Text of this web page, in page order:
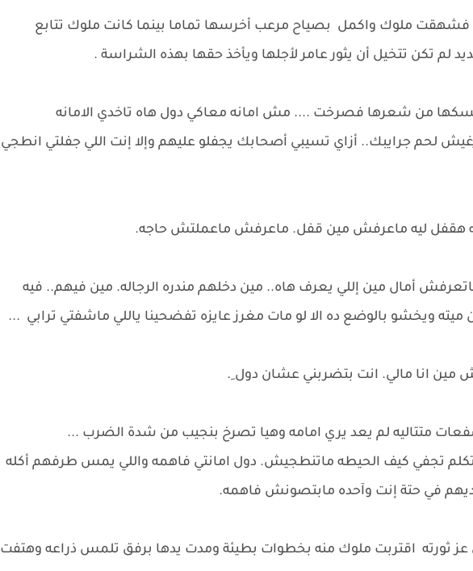
ملوك واكمل بصياح مرعب أخرسها تماما بينما كانت ملوك تتابع
تكن تتخيل أن يثور عامر لأجلها ويأخذ حقها بهذه الشراسة .
من شعرها فصرخت .... مش امانه معاكي دول هاه تاخدي الامانه
لحم جرايبك.. أزاي تسيبي أصحابك يجفلو عليهم وإلا إنت اللي جفلتي انطجي
هقفل ليه ماعرفش مين قفل. ماعرفش ماعملتش حاجه.
أمال مين إللي يعرف هاه.. مين دخلهم مندره الرجاله. مين فيهم.. فيه
ميته ويخشو بالوضع ده الا لو مات مغرز عايزه تفضحينا ياللي ماشفتي ترابي ...
انا مالي. انت بتضربني عشان دول ِ.
متتاليه لم يعد يري امامه وهيا تصرخ بنجيب من شدة الضرب ...
تجفي كيف الحيطه ماتنطجيش. دول امانتي فاهمه واللي يمس طرفهم أكله
في حتة إنت وآحده مابتصونش فاهمه.
ثورته اقتربت ملوك منه بخطوات بطيئة ومدت يدها برفق تلمس ذراعه وهتفت